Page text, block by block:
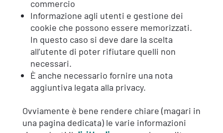
commercio
Informazione agli utenti e gestione dei
cookie che possono essere memorizzati.
In questo caso si deve dare la scelta
all’utente di poter rifiutare quelli non
necessari.
È anche necessario fornire una nota
aggiuntiva legata alla privacy.
Ovviamente è bene rendere chiare (magari in
una pagina dedicata) le varie informazioni